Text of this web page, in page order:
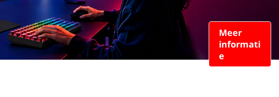
Meer
informati
e